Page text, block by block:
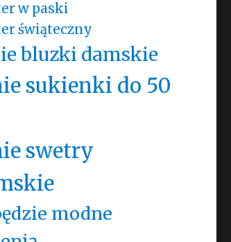
w paski
świąteczny
bluzki damskie
sukienki do 50
swetry
modne